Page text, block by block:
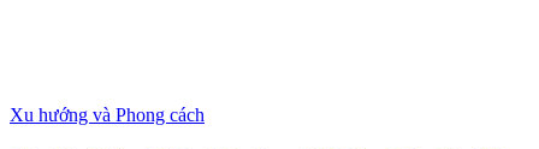
Xu hướng và Phong cách